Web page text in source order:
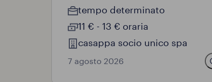
tempo determinato
11 € - 13 € oraria
casappa socio unico spa
7 agosto 2026